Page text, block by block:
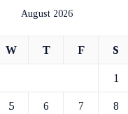
August 2026
W T F S
1
5 6 7 8